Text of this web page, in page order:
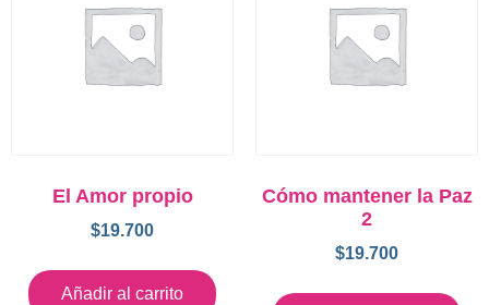
El Amor propio
$19.700
Añadir al carrito
Cómo mantener la Paz
2
$19.700